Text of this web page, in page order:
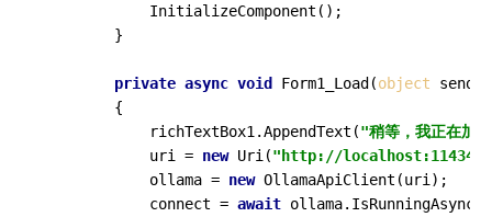
            InitializeComponent();
        }
private async void Form1_Load(object
        {
            richTextBox1.AppendText(
"稍等，我正在加
            uri =
new Uri("http://localhost:11434"
            ollama =
new OllamaApiClient(uri);
            connect =
await